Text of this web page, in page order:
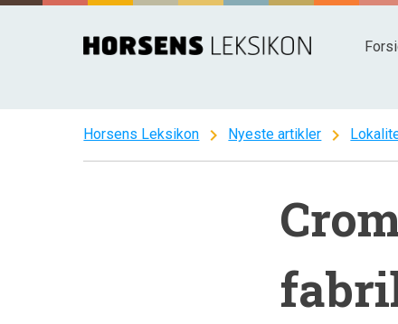
Spring
Horsens Leksikon chevron_right Nyeste artikler chevron_right